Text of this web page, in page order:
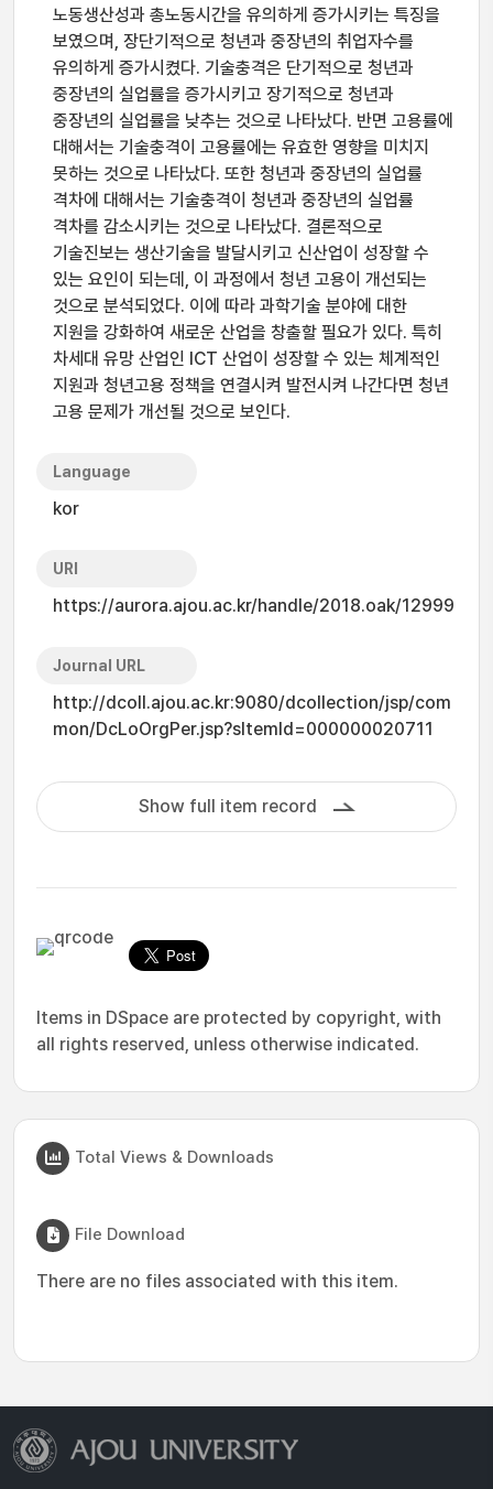
노동생산성과 총노동시간을 유의하게 증가시키는 특징을
보였으며, 장단기적으로 청년과 중장년의 취업자수를
유의하게 증가시켰다. 기술충격은 단기적으로 청년과
중장년의 실업률을 증가시키고 장기적으로 청년과
중장년의 실업률을 낮추는 것으로 나타났다. 반면 고용률에
대해서는 기술충격이 고용률에는 유효한 영향을 미치지
못하는 것으로 나타났다. 또한 청년과 중장년의 실업률
격차에 대해서는 기술충격이 청년과 중장년의 실업률
격차를 감소시키는 것으로 나타났다. 결론적으로
기술진보는 생산기술을 발달시키고 신산업이 성장할 수
있는 요인이 되는데, 이 과정에서 청년 고용이 개선되는
것으로 분석되었다. 이에 따라 과학기술 분야에 대한
지원을 강화하여 새로운 산업을 창출할 필요가 있다. 특히
차세대 유망 산업인 ICT 산업이 성장할 수 있는 체계적인
지원과 청년고용 정책을 연결시켜 발전시켜 나간다면 청년
고용 문제가 개선될 것으로 보인다.
Language
kor
URI
https://aurora.ajou.ac.kr/handle/2018.oak/12999
Journal URL
http://dcoll.ajou.ac.kr:9080/dcollection/jsp/com
mon/DcLoOrgPer.jsp?sItemId=000000020711
Show full item record
Items in DSpace are protected by copyright, with
all rights reserved, unless otherwise indicated.
Total Views & Downloads
File Download
There are no files associated with this item.